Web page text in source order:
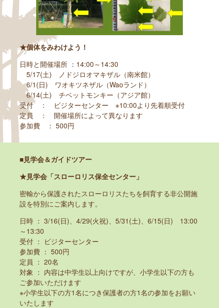
★個体をみわけよう！
日時と開催場所 ：14:00～14:30
5/17(土) ノドジロオマキザル（南米館）
6/1(日) ワオキツネザル（Waoランド）
6/14(土) チベットモンキー（アジア館）
受付 ： ビジターセンター ※10:00より先着順受付
定員 ： 開催場所によって異なります
参加費 ： 500円
■見学会＆ガイドツアー
★見学会「スローロリス保全センター」
密輸から保護されたスローロリスたちを飼育する非公開施
設を特別にご案内します。
日時 ： 3/16(日)、4/29(火祝)、5/31(土)、6/15(日) 13:00
～13:30
受付 ： ビジターセンター
参加費 ： 500円
定員 ： 20名
対象 ： 内容は中学生以上向けですが、小学生以下の方も
ご参加いただけます
※小学生以下の方1名につき保護者の方1名の参加をお願い
いたします